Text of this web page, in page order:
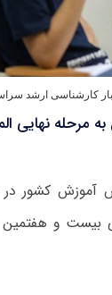
کارشناسی ارشد
به مرحله نهایی
آموزش کشور در
بیست و